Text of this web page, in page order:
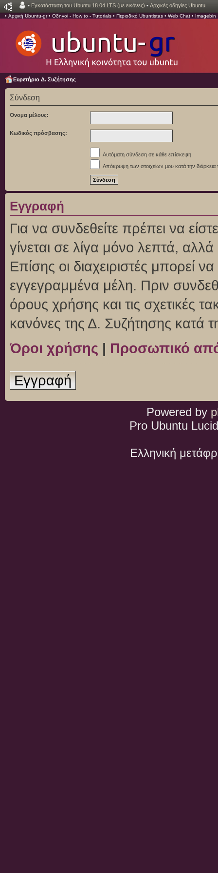
• Εγκατάσταση του Ubuntu 18.04 LTS (με εικόνες) • Αρχικές οδηγίες Ubuntu.
• Αρχική Ubuntu-gr• Οδηγοί - How to - Tutorials • Περιοδικό Ubuntistas • Web Chat • Imagebin
Ευρετήριο Δ. Συζήτησης
Σύνδεση
Όνομα μέλους:
Κωδικός πρόσβασης:
Αυτόματη σύνδεση σε κάθε επίσκεψη
Απόκρυψη των στοιχείων μου κατά την διάρκεια
Εγγραφή
Για να συνδεθείτε πρέπει να
γίνεται σε λίγα μόνο λεπτά,
Επίσης οι διαχειριστές μπορεί
εγγεγραμμένα μέλη. Πριν
όρους χρήσης και τις σχετικές
κανόνες της Δ. Συζήτησης κατά
Όροι χρήσης | Προσωπικό
Εγγραφή
Powered by
Pro Ubuntu
Ελληνική